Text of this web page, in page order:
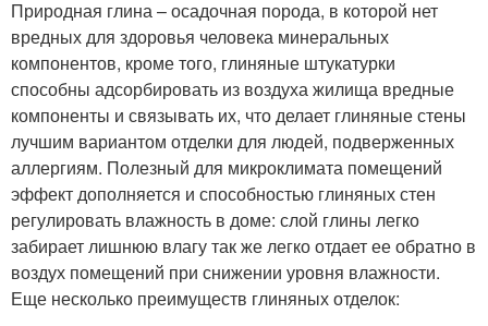
Природная глина – осадочная порода, в которой нет
вредных для здоровья человека минеральных
компонентов, кроме того, глиняные штукатурки
способны адсорбировать из воздуха жилища вредные
компоненты и связывать их, что делает глиняные стены
лучшим вариантом отделки для людей, подверженных
аллергиям. Полезный для микроклимата помещений
эффект дополняется и способностью глиняных стен
регулировать влажность в доме: слой глины легко
забирает лишнюю влагу так же легко отдает ее обратно в
воздух помещений при снижении уровня влажности.
Еще несколько преимуществ глиняных отделок: